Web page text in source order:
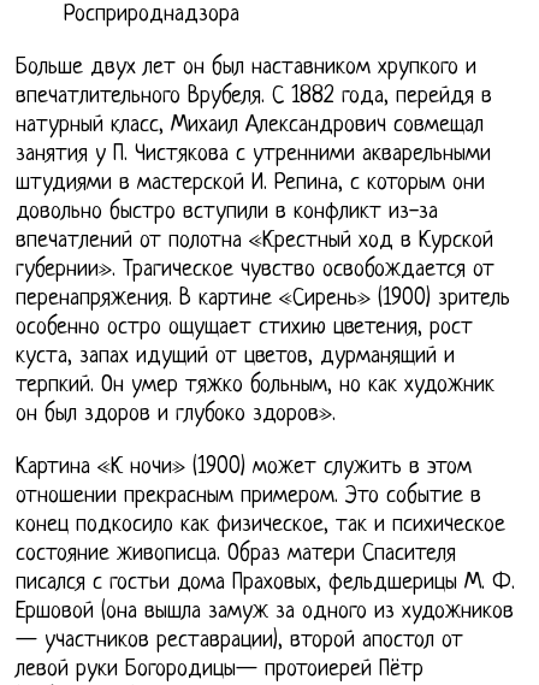
Росприроднадзора
Больше двух лет он был наставником хрупкого и
впечатлительного Врубеля. С 1882 года, перейдя в
натурный класс, Михаил Александрович совмещал
занятия у П. Чистякова с утренними акварельными
штудиями в мастерской И. Репина, с которым они
довольно быстро вступили в конфликт из-за
впечатлений от полотна «Крестный ход в Курской
губернии». Трагическое чувство освобождается от
перенапряжения. В картине «Сирень» (1900) зритель
особенно остро ощущает стихию цветения, рост
куста, запах идущий от цветов, дурманящий и
терпкий. Он умер тяжко больным, но как художник
он был здоров и глубоко здоров».
Картина «К ночи» (1900) может служить в этом
отношении прекрасным примером. Это событие в
конец подкосило как физическое, так и психическое
состояние живописца. Образ матери Спасителя
писался с гостьи дома Праховых, фельдшерицы М. Ф.
Ершовой (она вышла замуж за одного из художников
— участников реставрации), второй апостол от
левой руки Богородицы— протоиерей Пётр